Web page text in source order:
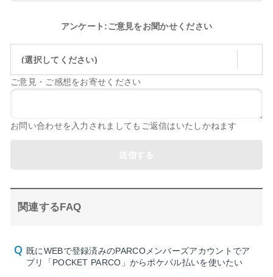
アンケート:ご意見をお聞かせください
(選択してください)
ご意見・ご感想をお寄せください
お問い合わせを入力されましてもご返信はいたしかねます
関連するFAQ
既にWEBで登録済みのPARCOメンバーズアカウントでア
プリ「POCKET PARCO」からポケパル払いを使いたい